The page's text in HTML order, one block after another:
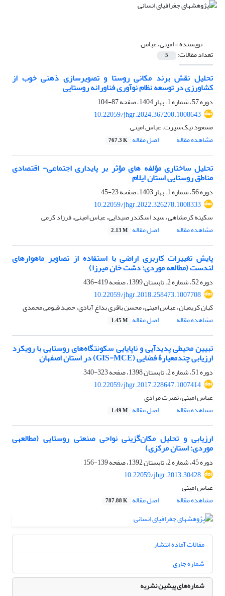
نویسنده =امینی، عباس
تعداد مقالات: 5
تحلیل نقش برند مکانی روستا و تصویرسازی ذهنی خوب از
کشاورزی در توسعه نظام نوآوری فناورانه روستایی
دوره 57، شماره 1، بهار 1404، صفحه
87-104
10.22059/jhgr.2024.367200.1008643
مسعود نیک‌سیرت، عباس امینی
مشاهده مقاله
اصل مقاله 767.3 K
تحلیل ساختاری مؤلفه های مؤثر بر پایداری اجتماعی- اقتصادی
مناطق روستایی استان ایلام
دوره 56، شماره 1، بهار 1403، صفحه
23-45
10.22059/jhgr.2022.326278.1008333
سکینه کرمشاهی، سید اسکندر صیدایی، عباس امینی، فرزاد کرمی
مشاهده مقاله
اصل مقاله 2.13 M
پایش تغییرات کاربری اراضی با استفاده از تصاویر ماهواره‏ای
لندست (مطالعه موردی: دشت خان‏ میرزا)
دوره 52، شماره 2، تابستان 1399، صفحه
419-436
10.22059/jhgr.2018.258473.1007708
کیان کریمیان، عباس امینی، محسن باقری بداغ آبادی، حمید قیومی محمدی
مشاهده مقاله
اصل مقاله 1.45 M
تبیین محیطی پدیدآیی و ناپایایی سکونتگاه‌های روستایی با رویکرد
ارزیابی چندمعیارۀ فضایی (GIS-MCE) در استان اصفهان
دوره 51، شماره 2، تابستان 1398، صفحه
323-340
10.22059/jhgr.2017.228647.1007414
عباس امینی، نصرت مرادی
مشاهده مقاله
اصل مقاله 1.49 M
ارزیابی و تحلیل مکان‌گزینی نواحی صنعتی روستایی (مطالعه‎ی
موردی: استان مرکزی)
دوره 45، شماره 2، تابستان 1392، صفحه
139-156
10.22059/jhgr.2013.30428
عباس امینی
مشاهده مقاله
اصل مقاله 787.88 K
مقالات آماده انتشار
شماره جاری
شماره‌های پیشین نشریه